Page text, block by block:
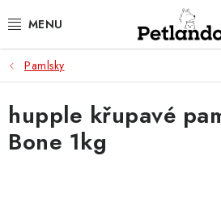
na
PRO PSY
PRO KOČKY
PRO PÁNÍČKY
Pamlsky
hupple křupavé
Bone 1kg